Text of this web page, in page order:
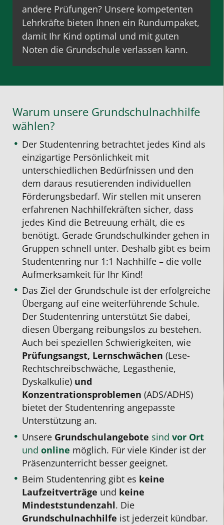
andere Prüfungen? Unsere kompetenten
Lehrkräfte bieten Ihnen ein Rundumpaket,
damit Ihr Kind optimal und mit guten
Noten die Grundschule verlassen kann.
Warum unsere Grundschulnachhilfe
wählen?
Der Studentenring betrachtet jedes Kind als
einzigartige Persönlichkeit mit
unterschiedlichen Bedürfnissen und den
dem daraus resutierenden individuellen
Förderungsbedarf. Wir stellen mit unseren
erfahrenen Nachhilfekräften sicher, dass
jedes Kind die Betreuung erhält, die es
benötigt. Gerade Grundschulkinder gehen in
Gruppen schnell unter. Deshalb gibt es beim
Studentenring nur 1:1 Nachhilfe – die volle
Aufmerksamkeit für Ihr Kind!
Das Ziel der Grundschule ist der erfolgreiche
Übergang auf eine weiterführende Schule.
Der Studentenring unterstützt Sie dabei,
diesen Übergang reibungslos zu bestehen.
Auch bei speziellen Schwierigkeiten, wie
Prüfungsangst, Lernschwächen(Lese-
Rechtschreibschwäche, Legasthenie,
Dyskalkulie) und
Konzentrationsproblemen(ADS/ADHS)
bietet der Studentenring angepasste
Unterstützung an.
Unsere Grundschulangebote sindvor Ort
undonline möglich. Für viele Kinder ist der
Präsenzunterricht besser geeignet.
Beim Studentenring gibt es keine
Laufzeitverträge und keine
Mindeststundenzahl. Die
Grundschulnachhilfe ist jederzeit kündbar.